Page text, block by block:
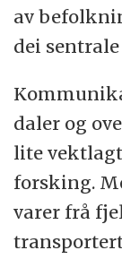
av
dei
daler og
lite
forsking.
varer frå